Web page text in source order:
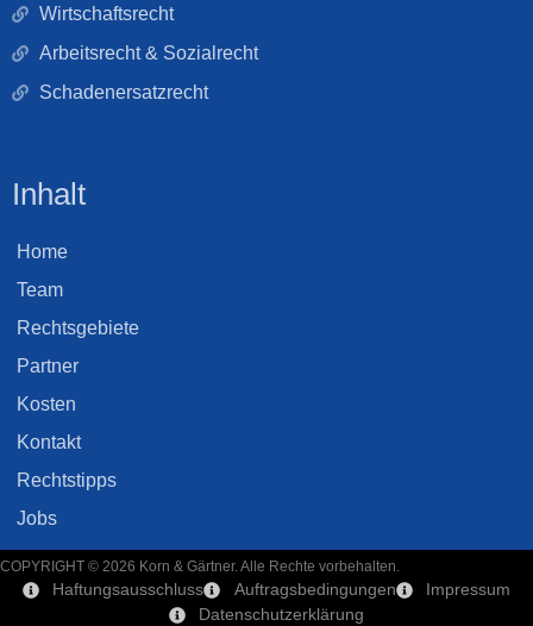
Wirtschaftsrecht
Arbeitsrecht & Sozialrecht
Schadenersatzrecht
Inhalt
Home
Team
Rechtsgebiete
Partner
Kosten
Kontakt
Rechtstipps
Jobs
COPYRIGHT © 2026 Korn & Gärtner. Alle Rechte vorbehalten.
Haftungsausschluss Auftragsbedingungen
Impressum
Datenschutzerklärung